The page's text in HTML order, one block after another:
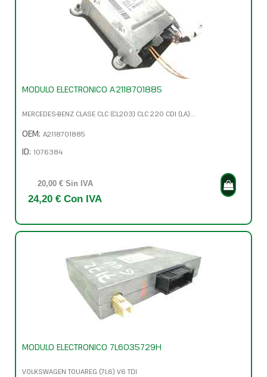
MODULO ELECTRONICO A2118701885
MERCEDES-BENZ CLASE CLC (CL203) CLC 220 CDI (LA)...
OEM: A2118701885
ID: 1076384
20,00 € Sin IVA
24,20 € Con IVA
MODULO ELECTRONICO 7L6035729H
VOLKSWAGEN TOUAREG (7L6) V6 TDI